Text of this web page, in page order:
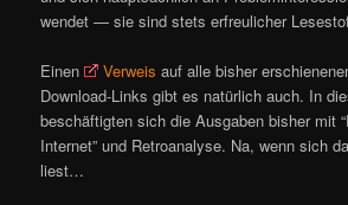
a
i
o
n
wendet — sie sind stets erfreulicher
Einen Verweis auf alle bisher
Download-Links gibt es natürlich auch. In
beschäftigten sich die Ausgaben bisher mit
Internet” und Retroanalyse. Na, wenn sich
liest…